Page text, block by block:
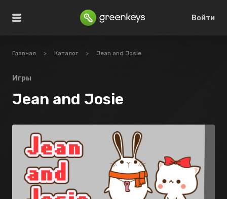
Войти
Главная > Каталог > Jean and Josie
Игры
Jean and Josie